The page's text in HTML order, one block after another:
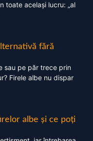
toate același lucru: „al
fără
sau pe păr trece prin
Firele albe nu dispar
albe și ce poți